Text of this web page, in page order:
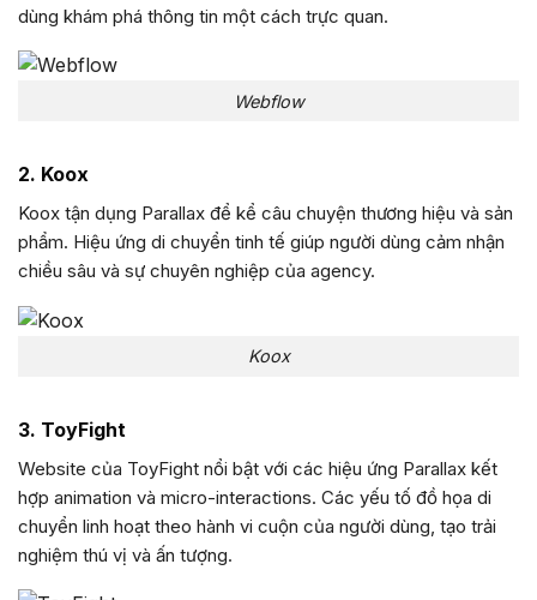
dùng khám phá thông tin một cách trực quan.
Webflow
2. Koox
Koox tận dụng Parallax để kể câu chuyện thương hiệu và sản
phẩm. Hiệu ứng di chuyển tinh tế giúp người dùng cảm nhận
chiều sâu và sự chuyên nghiệp của agency.
Koox
3. ToyFight
Website của ToyFight nổi bật với các hiệu ứng Parallax kết
hợp animation và micro-interactions. Các yếu tố đồ họa di
chuyển linh hoạt theo hành vi cuộn của người dùng, tạo trải
nghiệm thú vị và ấn tượng.